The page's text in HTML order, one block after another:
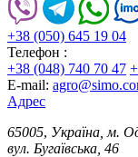
+38 (050) 645 19 04
Телефон :
+38 (048) 740 70 47
E-mail:
Адрес
65005, Україна, м.
вул. Бугаївська, 46